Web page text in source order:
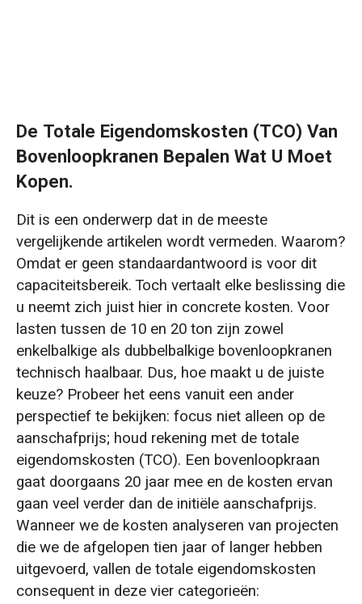
De Totale Eigendomskosten (TCO) Van
Bovenloopkranen Bepalen Wat U Moet
Kopen.
Dit is een onderwerp dat in de meeste
vergelijkende artikelen wordt vermeden. Waarom?
Omdat er geen standaardantwoord is voor dit
capaciteitsbereik. Toch vertaalt elke beslissing die
u neemt zich juist hier in concrete kosten. Voor
lasten tussen de 10 en 20 ton zijn zowel
enkelbalkige als dubbelbalkige bovenloopkranen
technisch haalbaar. Dus, hoe maakt u de juiste
keuze? Probeer het eens vanuit een ander
perspectief te bekijken: focus niet alleen op de
aanschafprijs; houd rekening met de totale
eigendomskosten (TCO). Een bovenloopkraan
gaat doorgaans 20 jaar mee en de kosten ervan
gaan veel verder dan de initiële aanschafprijs.
Wanneer we de kosten analyseren van projecten
die we de afgelopen tien jaar of langer hebben
uitgevoerd, vallen de totale eigendomskosten
consequent in deze vier categorieën: